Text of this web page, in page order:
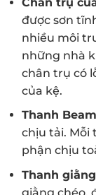
được sơn
nhiều môi
những nhà
chân trụ có
của kệ.
Thanh
chịu tải. Mỗi
phận chịu
Thanh